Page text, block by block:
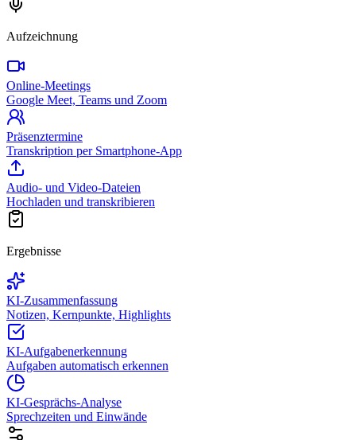
Aufzeichnung
Online-Meetings
Google Meet, Teams und Zoom
Präsenztermine
Transkription per Smartphone-App
Audio- und Video-Dateien
Hochladen und transkribieren
Ergebnisse
KI-Zusammenfassung
Notizen, Kernpunkte, Highlights
KI-Aufgabenerkennung
Aufgaben automatisch erkennen
KI-Gesprächs-Analyse
Sprechzeiten und Einwände